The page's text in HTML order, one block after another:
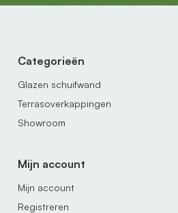
Categorieën
Glazen schuifwand
Terrasoverkappingen
Showroom
Mijn account
Mijn account
Registreren